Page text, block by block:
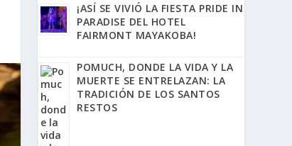
¡ASÍ SE VIVIÓ LA FIESTA PRIDE IN
PARADISE DEL HOTEL
FAIRMONT MAYAKOBA!
POMUCH, DONDE LA VIDA Y LA
MUERTE SE ENTRELAZAN: LA
TRADICIÓN DE LOS SANTOS
RESTOS